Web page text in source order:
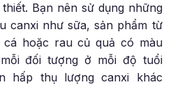
Bạn nên sử dụng những
canxi như sữa, sản phẩm từ
cá hoặc rau củ quả có màu
đối tượng ở mỗi độ tuổi
hấp thụ lượng canxi khác